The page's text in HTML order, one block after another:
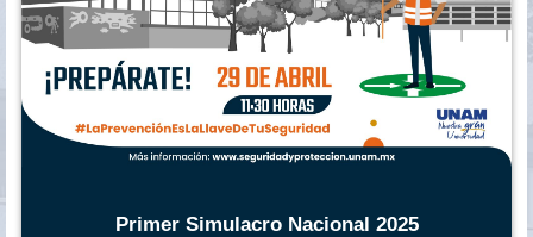
Primer Simulacro Nacional 2025